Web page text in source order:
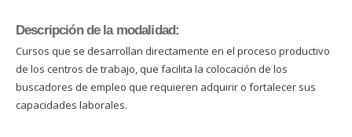
Descripción de la modalidad:
Cursos que se desarrollan directamente en el proceso productivo
de los centros de trabajo, que facilita la colocación de los
buscadores de empleo que requieren adquirir o fortalecer sus
capacidades laborales.